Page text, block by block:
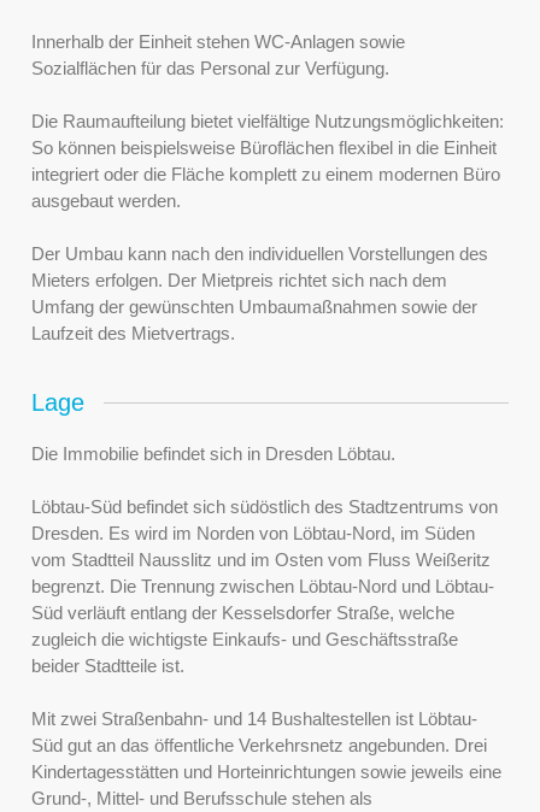
Innerhalb der Einheit stehen WC-Anlagen sowie
Sozialflächen für das Personal zur Verfügung.
Die Raumaufteilung bietet vielfältige Nutzungsmöglichkeiten:
So können beispielsweise Büroflächen flexibel in die Einheit
integriert oder die Fläche komplett zu einem modernen Büro
ausgebaut werden.
Der Umbau kann nach den individuellen Vorstellungen des
Mieters erfolgen. Der Mietpreis richtet sich nach dem
Umfang der gewünschten Umbaumaßnahmen sowie der
Laufzeit des Mietvertrags.
Lage
Die Immobilie befindet sich in Dresden Löbtau.
Löbtau-Süd befindet sich südöstlich des Stadtzentrums von
Dresden. Es wird im Norden von Löbtau-Nord, im Süden
vom Stadtteil Nausslitz und im Osten vom Fluss Weißeritz
begrenzt. Die Trennung zwischen Löbtau-Nord und Löbtau-
Süd verläuft entlang der Kesselsdorfer Straße, welche
zugleich die wichtigste Einkaufs- und Geschäftsstraße
beider Stadtteile ist.
Mit zwei Straßenbahn- und 14 Bushaltestellen ist Löbtau-
Süd gut an das öffentliche Verkehrsnetz angebunden. Drei
Kindertagesstätten und Horteinrichtungen sowie jeweils eine
Grund-, Mittel- und Berufsschule stehen als